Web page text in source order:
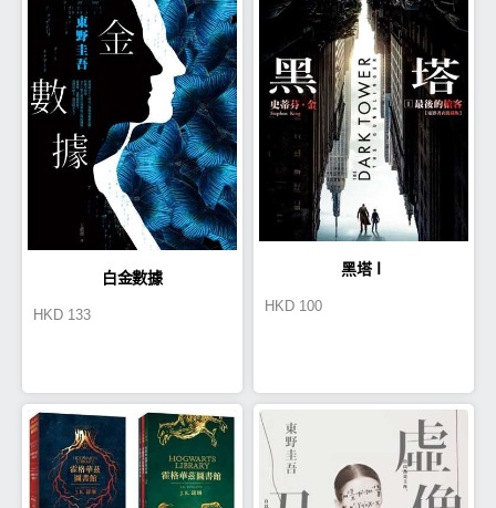
白金數據
HKD 133
黑塔Ⅰ
HKD 100